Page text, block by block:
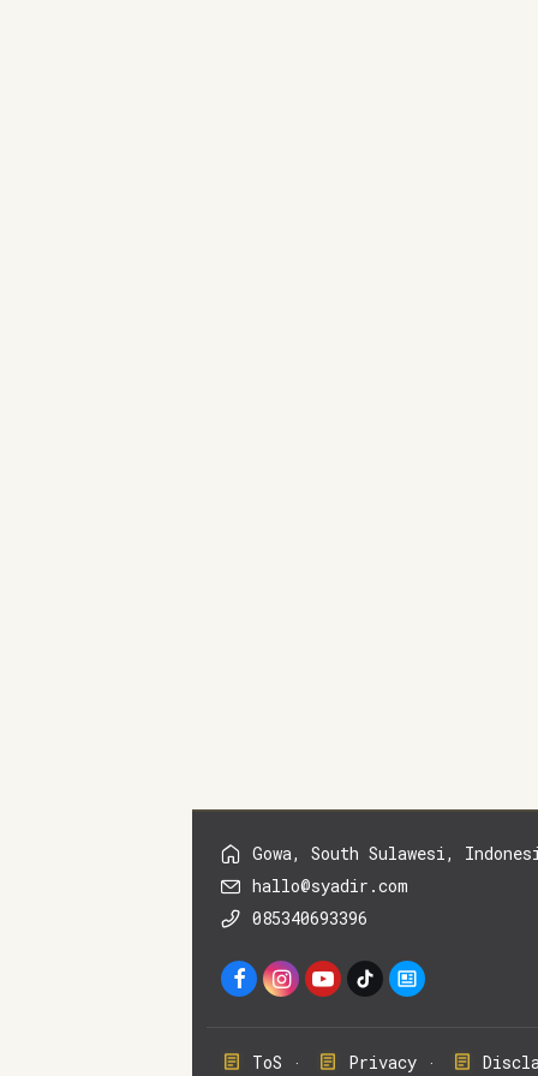
Gowa, South Sulawesi,
hallo@syadir.com
085340693396
ToS Privacy